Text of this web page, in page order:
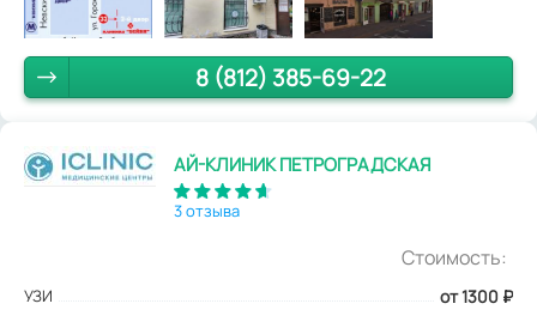
8 (812) 385-69-22
АЙ-КЛИНИК ПЕТРОГРАДСКАЯ
3 отзыва
Стоимость:
УЗИ от 1300 ₽